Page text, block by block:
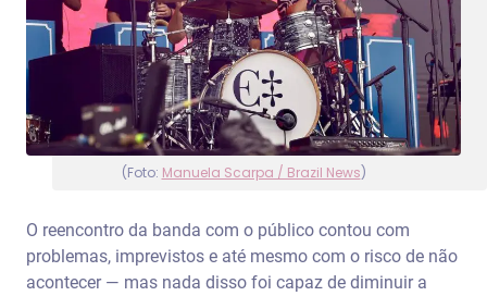
(Foto: Manuela Scarpa / Brazil News)
O reencontro da banda com o público contou com
problemas, imprevistos e até mesmo com o risco de não
acontecer — mas nada disso foi capaz de diminuir a